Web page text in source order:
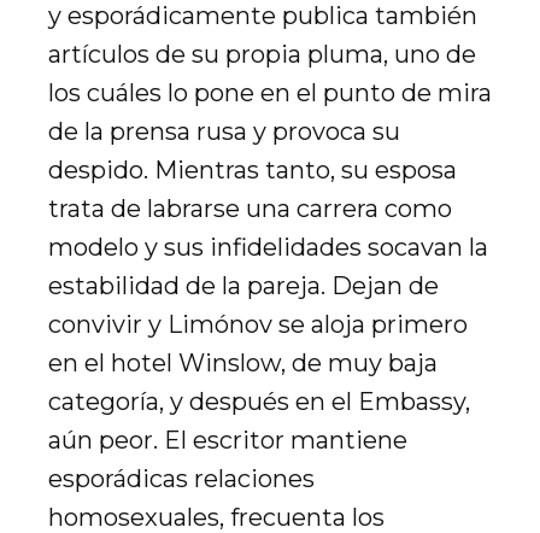
y esporádicamente publica también
artículos de su propia pluma, uno de
los cuáles lo pone en el punto de mira
de la prensa rusa y provoca su
despido. Mientras tanto, su esposa
trata de labrarse una carrera como
modelo y sus infidelidades socavan la
estabilidad de la pareja. Dejan de
convivir y Limónov se aloja primero
en el hotel Winslow, de muy baja
categoría, y después en el Embassy,
aún peor. El escritor mantiene
esporádicas relaciones
homosexuales, frecuenta los